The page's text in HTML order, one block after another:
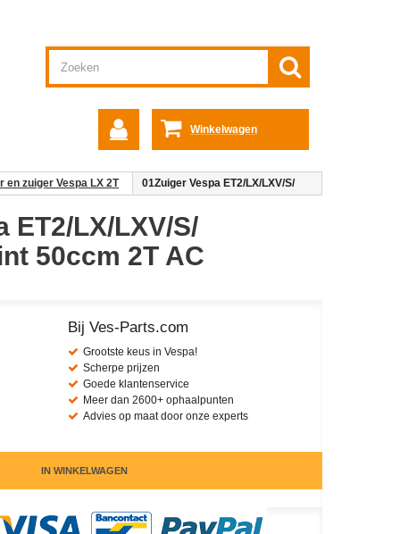
Winkelwagen
en zuiger Vespa LX 2T 01Zuiger Vespa ET2/​LX/​LXV/​S/​
ET2/​LX/​LXV/​S/​
50ccm 2T AC
Bij Ves-Parts.com
Grootste keus in Vespa!
Scherpe prijzen
Goede klantenservice
Meer dan 2600+ ophaalpunten
Advies op maat door onze experts
IN WINKELWAGEN